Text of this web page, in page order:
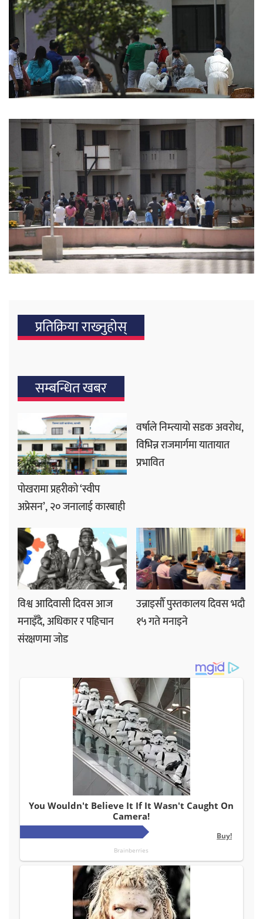
प्रतिक्रिया राख्‍नुहोस्
सम्बन्धित खबर
पोखरामा प्रहरीको ‘स्वीप
अप्रेसन’, २० जनालाई कारबाही
वर्षाले निम्त्यायो सडक अवरोध,
विभिन्न राजमार्गमा यातायात
प्रभावित
विश्व आदिवासी दिवस आज
मनाइँदै, अधिकार र पहिचान
संरक्षणमा जोड
उन्नाइसौँ पुस्तकालय दिवस भदौ
१५ गते मनाइने